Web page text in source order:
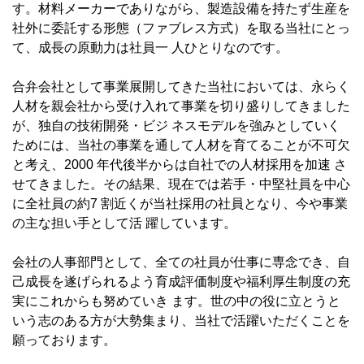
す。材料メーカーでありながら、製造設備を持たず生産を
社外に委託する形態（ファブレス方式）を取る当社にとっ
て、成長の原動力は社員一 人ひとりなのです。
合弁会社として事業展開してきた当社においては、永らく
人材を親会社から受け入れて事業を切り盛りしてきました
が、独自の技術開発・ビジ ネスモデルを強みとしていく
ためには、当社の事業を通して人材を育てることが不可欠
と考え、2000 年代後半からは自社での人材採用を加速 さ
せてきました。その結果、現在では若手・中堅社員を中心
に全社員の約7 割近くが当社採用の社員となり、今や事業
の主な担い手として活 躍しています。
会社の人事部門として、全ての社員が仕事に専念でき、自
己成長を遂げられるよう育成評価制度や福利厚生制度の充
実にこれからも努めていき ます。世の中の役に立とうと
いう志のある方が大勢集まり、当社で活躍いただくことを
願っております。